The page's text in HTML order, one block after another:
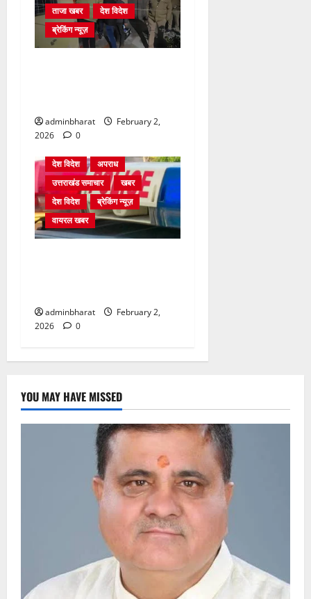
ताजा खबर
देश विदेश
ब्रेकिंग न्यूज़
adminbharat
February 2,
2026
0
देश विदेश
अपराध
उत्तराखंड समाचार
खबर
देश विदेश
ब्रेकिंग न्यूज़
वायरल खबर
adminbharat
February 2,
2026
0
YOU MAY HAVE MISSED